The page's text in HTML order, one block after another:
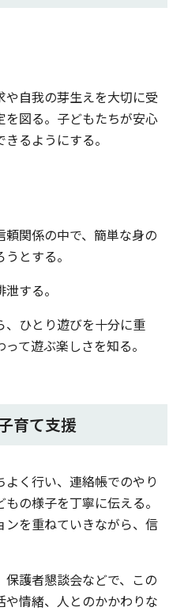
や自我の芽生えを大切に受
を図る。子どもたちが安心
るようにする。
頼関係の中で、簡単な身の
とする。
する。
、ひとり遊びを十分に重
て遊ぶ楽しさを知る。
育て支援
よく行い、連絡帳でのやり
の様子を丁寧に伝える。
を重ねていきながら、信
保護者懇談会などで、この
情緒、人とのかかわりな